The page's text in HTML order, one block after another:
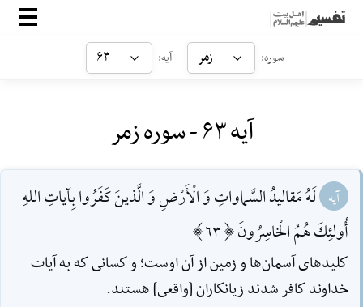
صفحه‌اصلی
ارتباط با ما
سوره: زمر آیه: ۶۳
آیه ۶۳ - سوره زمر
آیه لَهُ مَقاليدُ السَّماواتِ وَ الْأَرْضِ وَ الَّذينَ كَفَرُوا بِآياتِ اللهِ
أُولئِكَ هُمُ الْخاسِرُونَ [63]
كليدهاى آسمان‌ها و زمين از آن اوست؛ و كسانى كه به آيات
خداوند كافر شدند زيانكاران [واقعى] هستند.